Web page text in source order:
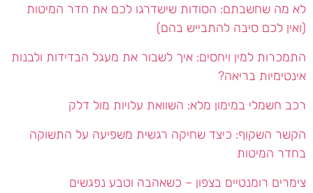
לא מה שחשבתם: הסודות שישדרגו לכם את חדר המיטות
(ואין לכם סיבה להתבייש בהם)
התמכרות למין ויחסים: איך לשבור את מעגל הבדידות ולבנות
אינטימיות בריאה?
רכב חשמלי במימון מלא: השוואת עלויות מול דלק
הקשר השקוף: כיצד שחיקה רגשית משפיעה על התשוקה
בחדר המיטות
צימרים רומנטיים בצפון – כשאהבה וטבע נפגשים